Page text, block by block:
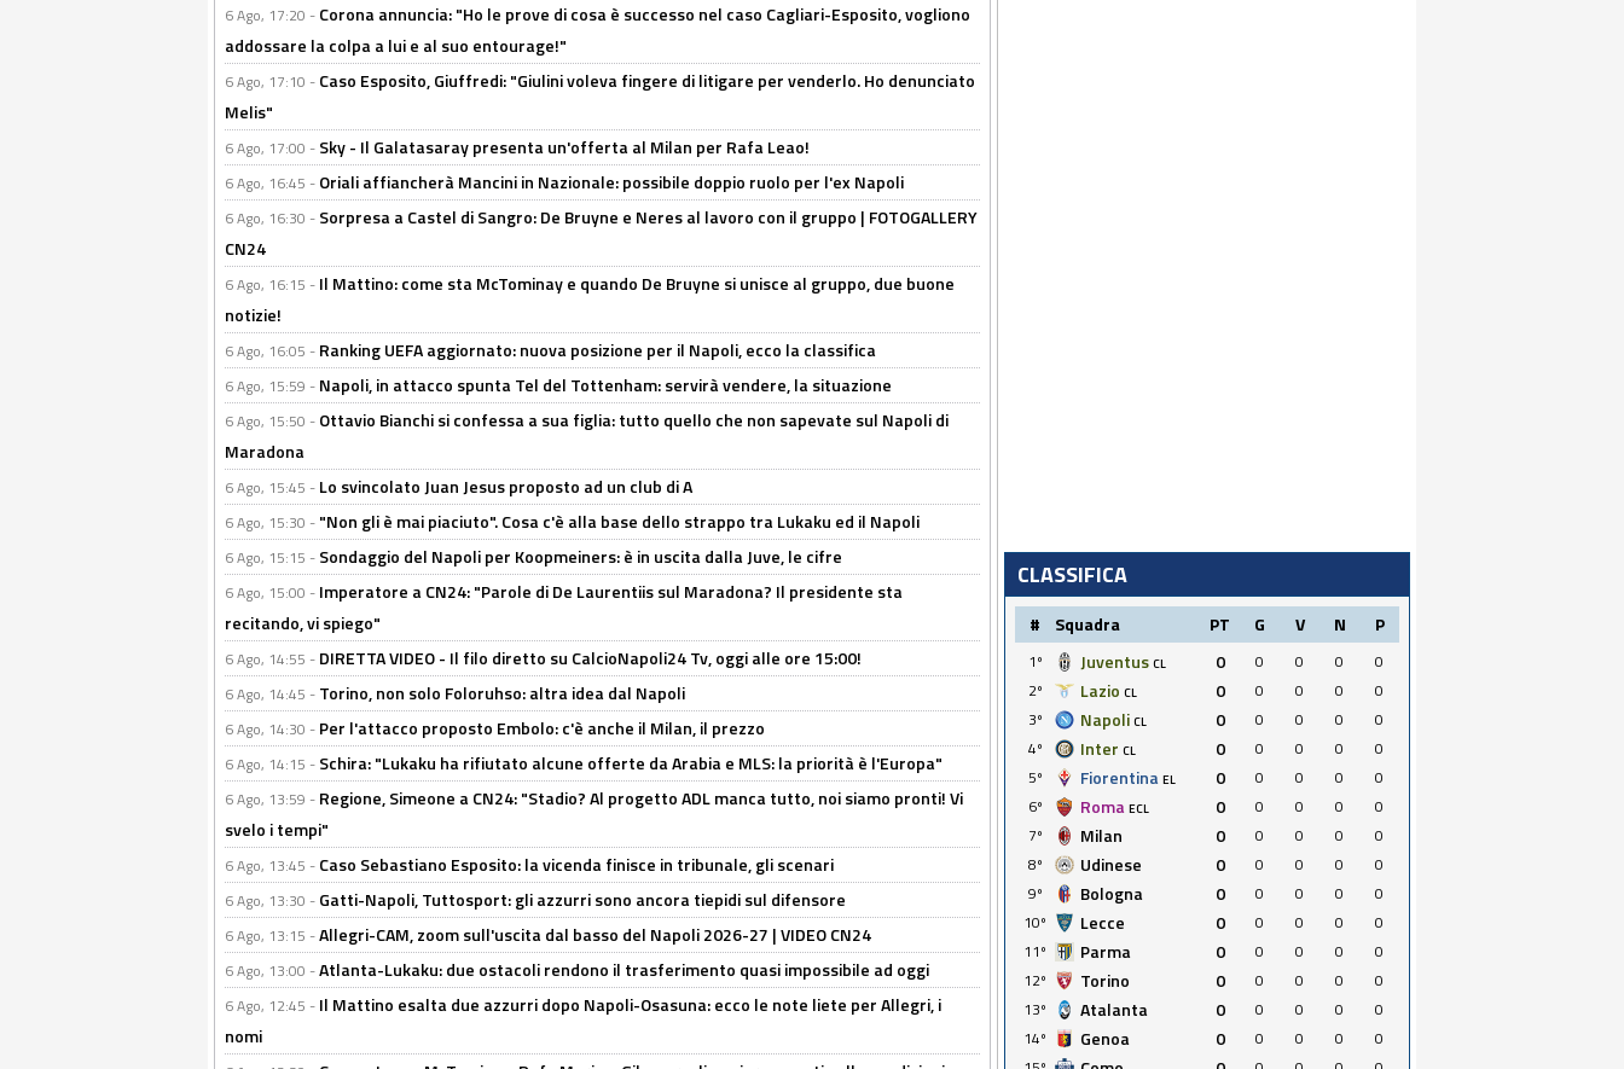
6 Ago, 17:20 - Corona annuncia: "Ho le prove di cosa è successo nel caso Cagliari-Esposito, vogliono
addossare la colpa a lui e al suo entourage!"
6 Ago, 17:10 - Caso Esposito, Giuffredi: "Giulini voleva fingere di litigare per venderlo. Ho denunciato
Melis"
6 Ago, 17:00 - Sky - Il Galatasaray presenta un'offerta al Milan per Rafa Leao!
6 Ago, 16:45 - Oriali affiancherà Mancini in Nazionale: possibile doppio ruolo per l'ex Napoli
6 Ago, 16:30 - Sorpresa a Castel di Sangro: De Bruyne e Neres al lavoro con il gruppo | FOTOGALLERY
CN24
6 Ago, 16:15 - Il Mattino: come sta McTominay e quando De Bruyne si unisce al gruppo, due buone
notizie!
6 Ago, 16:05 - Ranking UEFA aggiornato: nuova posizione per il Napoli, ecco la classifica
6 Ago, 15:59 - Napoli, in attacco spunta Tel del Tottenham: servirà vendere, la situazione
6 Ago, 15:50 - Ottavio Bianchi si confessa a sua figlia: tutto quello che non sapevate sul Napoli di
Maradona
6 Ago, 15:45 - Lo svincolato Juan Jesus proposto ad un club di A
6 Ago, 15:30 - "Non gli è mai piaciuto". Cosa c'è alla base dello strappo tra Lukaku ed il Napoli
6 Ago, 15:15 - Sondaggio del Napoli per Koopmeiners: è in uscita dalla Juve, le cifre
6 Ago, 15:00 - Imperatore a CN24: "Parole di De Laurentiis sul Maradona? Il presidente sta
recitando, vi spiego"
6 Ago, 14:55 - DIRETTA VIDEO - Il filo diretto su CalcioNapoli24 Tv, oggi alle ore 15:00!
6 Ago, 14:45 - Torino, non solo Foloruhso: altra idea dal Napoli
6 Ago, 14:30 - Per l'attacco proposto Embolo: c'è anche il Milan, il prezzo
6 Ago, 14:15 - Schira: "Lukaku ha rifiutato alcune offerte da Arabia e MLS: la priorità è l'Europa"
6 Ago, 13:59 - Regione, Simeone a CN24: "Stadio? Al progetto ADL manca tutto, noi siamo pronti! Vi
svelo i tempi"
6 Ago, 13:45 - Caso Sebastiano Esposito: la vicenda finisce in tribunale, gli scenari
6 Ago, 13:30 - Gatti-Napoli, Tuttosport: gli azzurri sono ancora tiepidi sul difensore
6 Ago, 13:15 -Allegri-CAM, zoom sull'uscita dal basso del Napoli 2026-27 | VIDEO CN24
6 Ago, 13:00 -Atlanta-Lukaku: due ostacoli rendono il trasferimento quasi impossibile ad oggi
6 Ago, 12:45 - Il Mattino esalta due azzurri dopo Napoli-Osasuna: ecco le note liete per Allegri, i
nomi
CLASSIFICA
# Squadra PT G V N P
1º Juventus CL 0 0 0 0
0
2º
Lazio CL 0 0 0 0
0
3º
Napoli CL 0 0 0 0
0
4º
Inter CL 0 0 0 0
0
5º
Fiorentina EL 0 0 0 0
0
6º
Roma ECL 0 0 0 0
0
7º
Milan 0 0 0 0
0
8º
Udinese 0 0 0 0
0
9º
Bologna 0 0 0 0
0
10º
Lecce 0 0 0 0
0
11º
Parma 0 0 0 0
0
12º
Torino 0 0 0 0
0
13º
Atalanta 0 0 0 0
0
14º
Genoa 0 0 0 0
0